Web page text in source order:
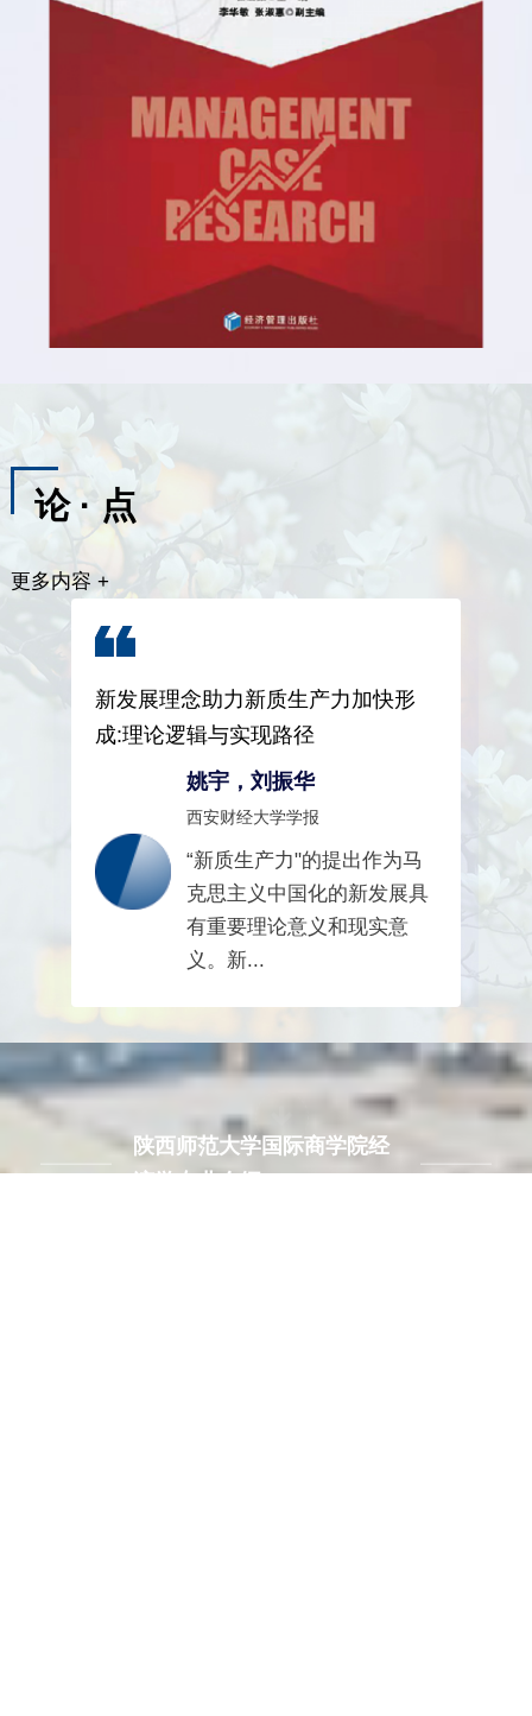
论 · 点
更多内容 +
全球系统性金融风险跨市场传染效应
分析
何德旭，苗文龙等
经济研究
在金融全球化发展背景下,各
个国家的金融市场连接形成
复杂的金融网络。其中一国
发生...
陕西师范大学国际商学院经